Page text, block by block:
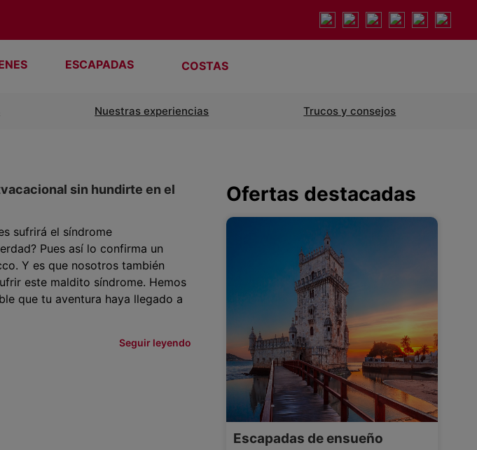
ESCAPADAS COSTAS
Nuestras experiencias Trucos y consejos
sin hundirte en el
sufrirá el síndrome
Pues así lo confirma un
Y es que nosotros también
este maldito síndrome. Hemos
que tu aventura haya llegado a
Seguir leyendo
Ofertas destacadas
Escapadas de ensueño